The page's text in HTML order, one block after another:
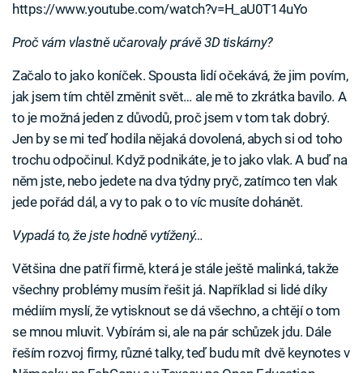
https://www.youtube.com/watch?v=H_aU0T14uYo
Proč vám vlastně učarovaly právě 3D tiskárny?
Začalo to jako koníček. Spousta lidí očekává, že jim povím,
jak jsem tím chtěl změnit svět… ale mě to zkrátka bavilo. A
to je možná jeden z důvodů, proč jsem v tom tak dobrý.
Jen by se mi teď hodila nějaká dovolená, abych si od toho
trochu odpočinul. Když podnikáte, je to jako vlak. A buď na
něm jste, nebo jedete na dva týdny pryč, zatímco ten vlak
jede pořád dál, a vy to pak o to víc musíte dohánět.
Vypadá to, že jste hodně vytížený…
Většina dne patří firmě, která je stále ještě malinká, takže
všechny problémy musím řešit já. Například si lidé díky
médiím myslí, že vytisknout se dá všechno, a chtějí o tom
se mnou mluvit. Vybírám si, ale na pár schůzek jdu. Dále
řeším rozvoj firmy, různé talky, teď budu mít dvě keynotes v